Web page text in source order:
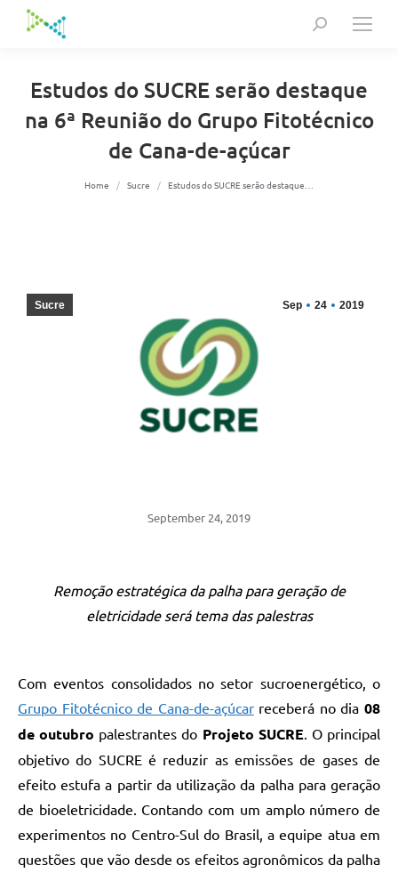
Search:
Estudos do SUCRE serão destaque
na 6ª Reunião do Grupo Fitotécnico
de Cana-de-açúcar
You are here:
Home Sucre Estudos do SUCRE serão destaque…
Sep 24 2019
Sucre
September 24, 2019
Remoção estratégica da palha para geração de
eletricidade será tema das palestras
Com eventos consolidados no setor sucroenergético, o
Grupo Fitotécnico de Cana-de-açúcarreceberá no dia08
de outubro palestrantes do Projeto SUCRE. O principal
objetivo do SUCRE é reduzir as emissões de gases de
efeito estufa a partir da utilização da palha para geração
de bioeletricidade. Contando com um amplo número de
experimentos no Centro-Sul do Brasil, a equipe atua em
questões que vão desde os efeitos agronômicos da palha